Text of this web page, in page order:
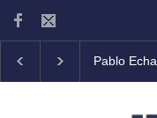
Pablo